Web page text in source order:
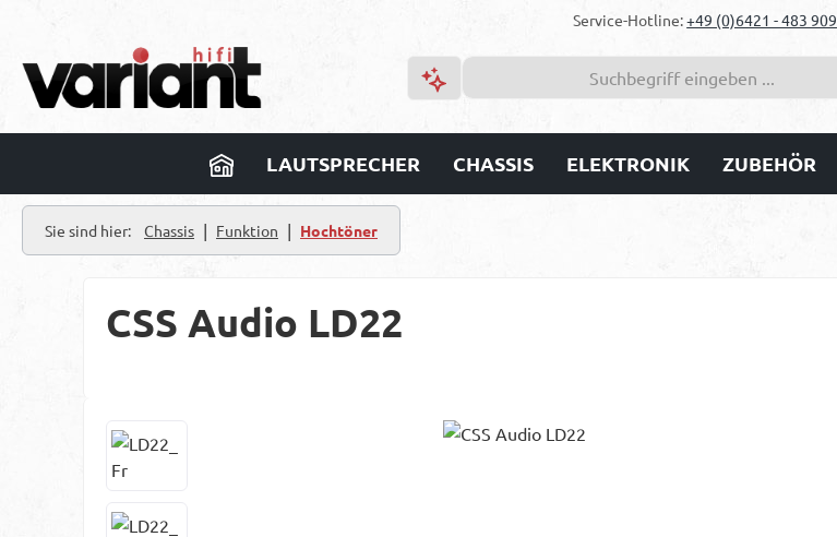
Service-Hotline:+49 (0)6421 - 483 909
LAUTSPRECHER CHASSIS ELEKTRONIK ZUBEHÖR
Sie sind hier: Chassis | Funktion | Hochtöner
CSS Audio LD22
Bildergalerie überspringen